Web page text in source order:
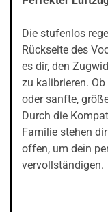
Die stufenlos
Rückseite des
es dir, den
zu kalibrieren.
oder sanfte,
Durch die
Familie stehen
offen, um dein
vervollständigen.